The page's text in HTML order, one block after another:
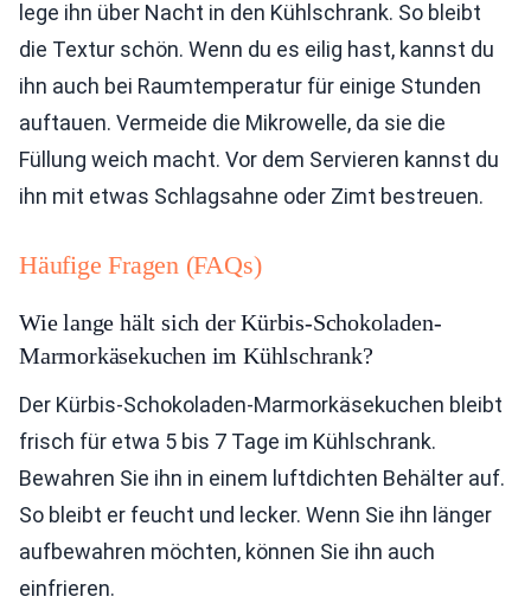
lege ihn über Nacht in den Kühlschrank. So bleibt
die Textur schön. Wenn du es eilig hast, kannst du
ihn auch bei Raumtemperatur für einige Stunden
auftauen. Vermeide die Mikrowelle, da sie die
Füllung weich macht. Vor dem Servieren kannst du
ihn mit etwas Schlagsahne oder Zimt bestreuen.
Häufige Fragen (FAQs)
Wie lange hält sich der Kürbis-Schokoladen-
Marmorkäsekuchen im Kühlschrank?
Der Kürbis-Schokoladen-Marmorkäsekuchen bleibt
frisch für etwa 5 bis 7 Tage im Kühlschrank.
Bewahren Sie ihn in einem luftdichten Behälter auf.
So bleibt er feucht und lecker. Wenn Sie ihn länger
aufbewahren möchten, können Sie ihn auch
einfrieren.